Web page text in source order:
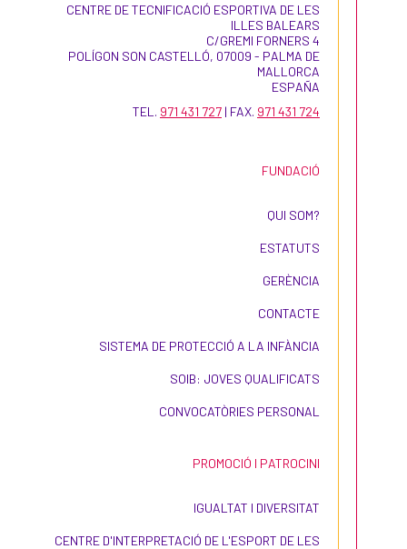
CENTRE DE TECNIFICACIÓ ESPORTIVA DE LES
ILLES BALEARS
C/GREMI FORNERS 4
POLÍGON SON CASTELLÓ, 07009 - PALMA DE
MALLORCA
ESPAÑA
TEL. 971 431 727 | FAX. 971 431 724
FUNDACIÓ
QUI SOM?
ESTATUTS
GERÈNCIA
CONTACTE
SISTEMA DE PROTECCIÓ A LA INFÀNCIA
SOIB: JOVES QUALIFICATS
CONVOCATÒRIES PERSONAL
PROMOCIÓ I PATROCINI
IGUALTAT I DIVERSITAT
CENTRE D'INTERPRETACIÓ DE L'ESPORT DE LES